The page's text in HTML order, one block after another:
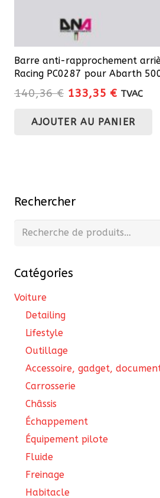
Barre anti-rapprochement
Racing PC0287 pour Abarth
140,36€ Le
initial
133,35 €Le
actuel
TVAC
AJOUTER AU PANIER
Rechercher
Recherche
Catégories
Voiture
Detailing
Lifestyle
Outillage
Accessoire, gadget,
Carrosserie
Châssis
Échappement
Équipement pilote
Fluide
Freinage
Habitacle